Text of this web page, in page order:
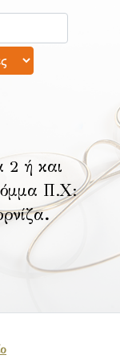
2 ή και
Π.Χ:
.